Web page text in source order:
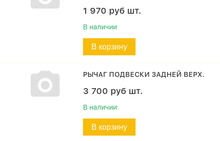
1 970 руб шт.
В наличии
В корзину
РЫЧАГ ПОДВЕСКИ ЗАДНЕЙ ВЕРХ.
3 700 руб шт.
В наличии
В корзину